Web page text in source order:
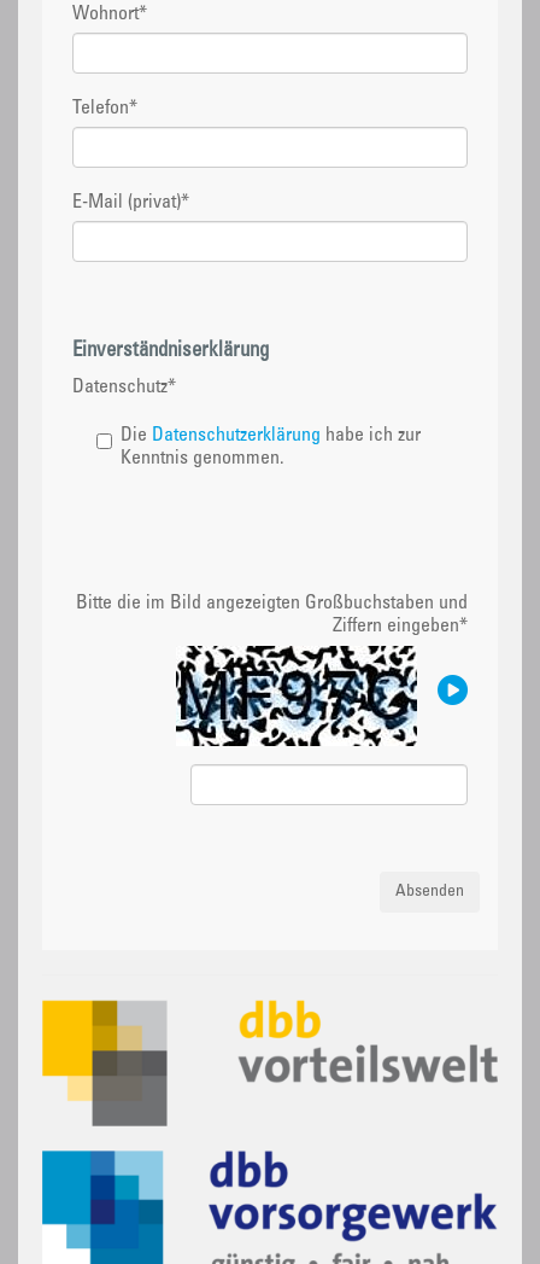
Wohnort*
Telefon*
E-Mail (privat)*
Einverständniserklärung
Datenschutz*
Die Datenschutzerklärung habe ich zur
Kenntnis genommen.
Bitte die im Bild angezeigten Großbuchstaben und
Ziffern eingeben*
Absenden